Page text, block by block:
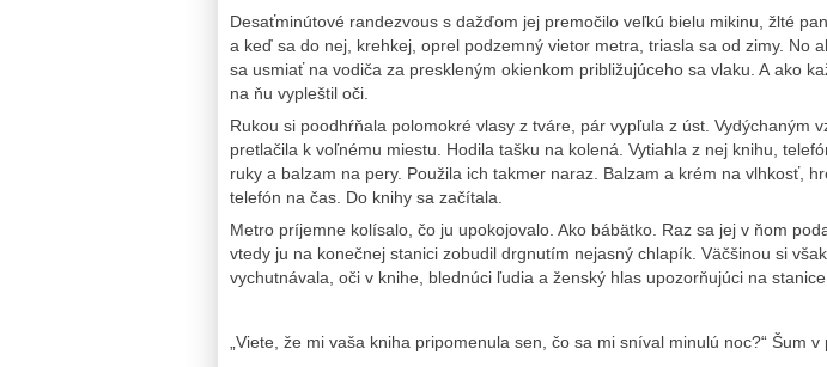
Desaťminútové randezvous s dažďom jej premočilo veľkú bielu mikinu, žlté
a keď sa do nej, krehkej, oprel podzemný vietor metra, triasla sa od zimy. No
sa usmiať na vodiča za preskleným okienkom približujúceho sa vlaku. A ako
na ňu vypleštil oči.
Rukou si poodhŕňala polomokré vlasy z tváre, pár vypľula z úst. Vydýchaným
pretlačila k voľnému miestu. Hodila tašku na kolená. Vytiahla z nej knihu,
ruky a balzam na pery. Použila ich takmer naraz. Balzam a krém na vlhkosť,
telefón na čas. Do knihy sa začítala.
Metro príjemne kolísalo, čo ju upokojovalo. Ako bábätko. Raz sa jej v ňom
vtedy ju na konečnej stanici zobudil drgnutím nejasný chlapík. Väčšinou si
vychutnávala, oči v knihe, blednúci ľudia a ženský hlas upozorňujúci na stanice.
„Viete, že mi vaša kniha pripomenula sen, čo sa mi sníval minulú noc?“ Šum v